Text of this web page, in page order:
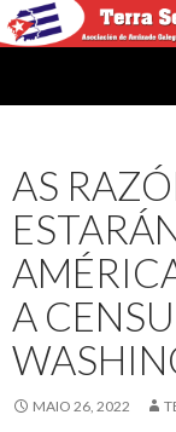
AS
A
MAIO 26, 2022